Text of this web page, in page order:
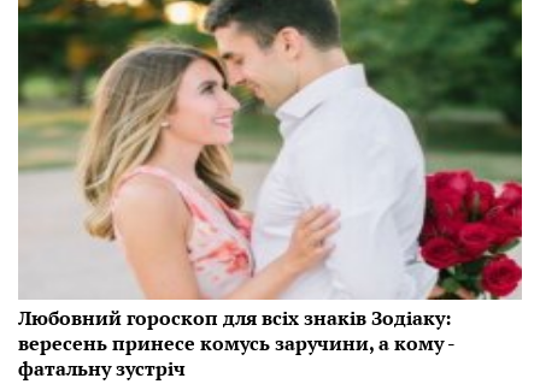
Любовний гороскоп для всіх знаків Зодіаку:
вересень принесе комусь заручини, а кому -
фатальну зустріч